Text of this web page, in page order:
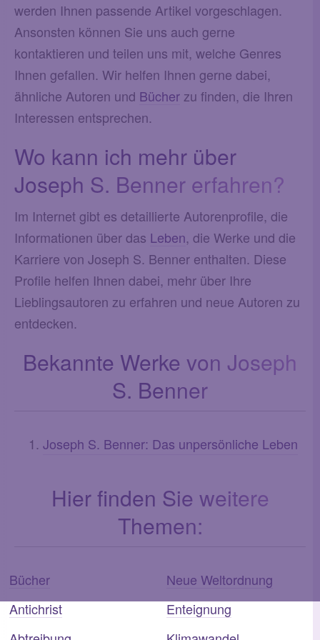
werden Ihnen passende Artikel vorgeschlagen.
Ansonsten können Sie uns auch gerne
kontaktieren und teilen uns mit, welche Genres
Ihnen gefallen. Wir helfen Ihnen gerne dabei,
ähnliche Autoren und Bücher zu finden, die Ihren
Interessen entsprechen.
Wo kann ich mehr über
Joseph S. Benner erfahren?
Im Internet gibt es detaillierte Autorenprofile, die
Informationen über das Leben, die Werke und die
Karriere von Joseph S. Benner enthalten. Diese
Profile helfen Ihnen dabei, mehr über Ihre
Lieblingsautoren zu erfahren und neue Autoren zu
entdecken.
Bekannte Werke von Joseph
S. Benner
Joseph S. Benner: Das unpersönliche Leben
Hier finden Sie weitere
Themen:
Bücher
Antichrist
Neue Weltordnung
Enteignung